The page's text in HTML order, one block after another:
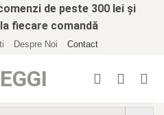
de peste 300 lei și
fiecare comandă
Despre Noi Contact